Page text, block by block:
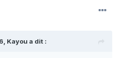
Kayou a dit :